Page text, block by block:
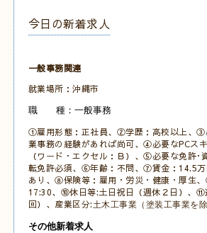
今日の新着求人
一般事務関連
就業場所：沖縄市
職 種：一般事務
①雇用形態：正社員、②学歴：高校以上、③
業事務の経験があれば尚可、④必要なPCス
（ワード・エクセル：Ｂ）、⑤必要な免許･
転免許必須、⑥年齢：不問、⑦賃金：14.5万
あり、⑧保険等：雇用・労災・健康・厚生
17:30、⑩休日等:土日祝日（週休２日）、⑪
回）、産業区分:土木工事業（塗装工事業を除
その他新着求人